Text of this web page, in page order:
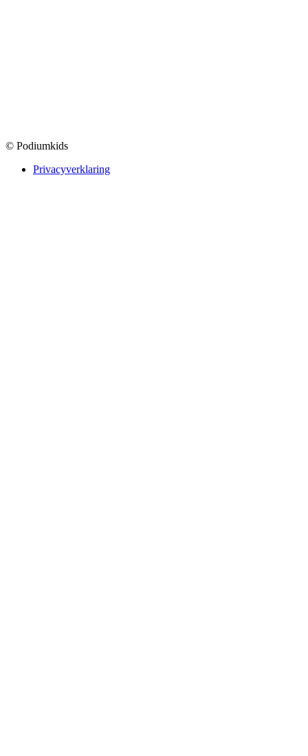
© Podiumkids
Privacyverklaring